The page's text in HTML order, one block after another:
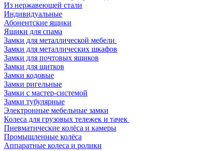
Из нержавеющей стали
Индивидуальные
Абонентские ящики
Ящики для спама
Замки для металлической мебели
Замки для металлических шкафов
Замки для почтовых ящиков
Замки для щитков
Замки кодовые
Замки ригельные
Замки с мастер-системой
Замки тубулярные
Электронные мебельные замки
Колеса для грузовых тележек и тачек
Пневматические колёса и камеры
Промышленные колёса
Аппаратные колеса и ролики